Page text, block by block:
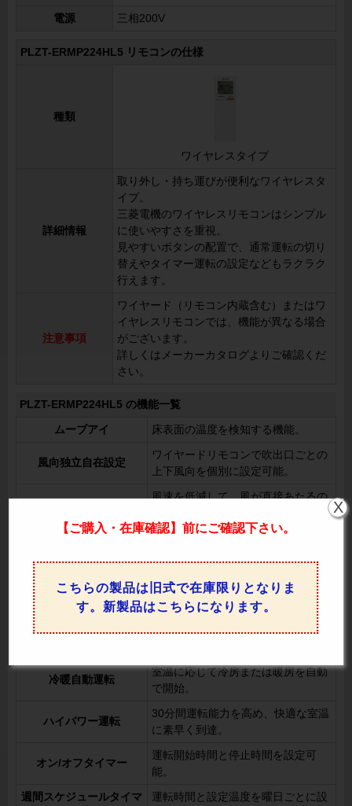
電源 三相200V
PLZT-ERMP224HL5 リモコンの仕様
種類
ワイヤレスタイプ
詳細情報
取り外し・持ち運びが便利なワイヤレスタ
イプ。
三菱電機のワイヤレスリモコンはシンプル
に使いやすさを重視。
見やすいボタンの配置で、通常運転の切り
替えやタイマー運転の設定などもラクラク
行えます。
注意事項
ワイヤード（リモコン内蔵含む）またはワ
イヤレスリモコンでは、機能が異なる場合
がございます。
詳しくはメーカーカタログよりご確認くだ
さい。
PLZT-ERMP224HL5 の機能一覧
ムーブアイ 床表面の温度を検知する機能。
風向独立自在設定
ワイヤードリモコンで吹出口ごとの
上下風向を個別に設定可能。
風速を低減して、風が直接あたるの
リモコン操作でスイングの設定を切
上下風向切換 リモコンで上下の風向を調整可能。
左右風向切換 リモコンで左右の風向を変更可能。
室温や設定温度に応じてファンの回
冷暖自動運転
室温に応じて冷房または暖房を自動
で開始。
ハイパワー運転
30分間運転能力を高め、快適な室温
に素早く到達。
オン/オフタイマー
運転開始時間と停止時間を設定可
能。
週間スケジュールタイマ
運転時間と設定温度を曜日ごとに設
【ご購入・在庫確認】前にご確認下さい。
こちらの製品は旧式で在庫限りとなりま
す。新製品はこちらになります。
X